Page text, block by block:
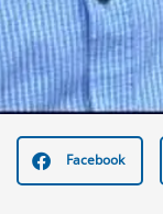
Facebook